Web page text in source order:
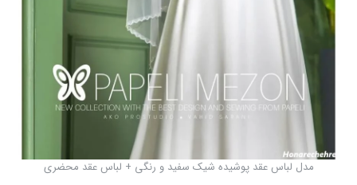
مدل لباس عقد پوشیده شیک سفید و رنگی + لباس عقد محضری